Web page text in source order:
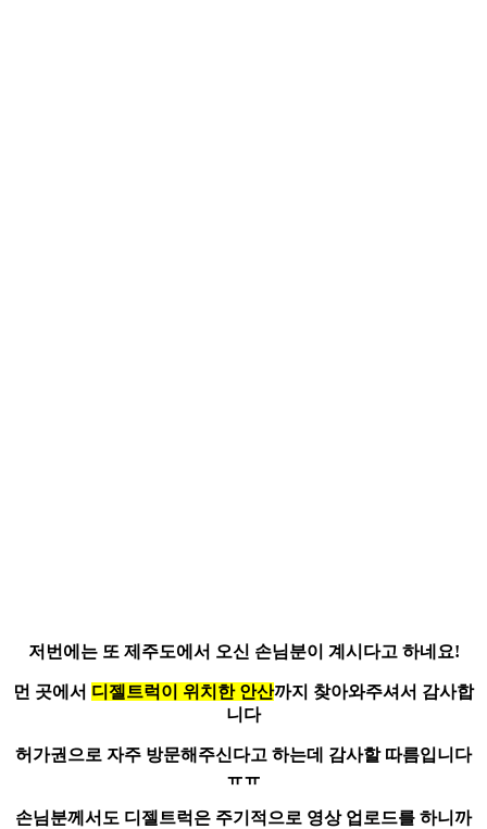
저번에는 또 제주도에서 오신 손님분이 계시다고 하네요!
먼 곳에서 디젤트럭이 위치한 안산까지 찾아와주셔서 감사합
니다
허가권으로 자주 방문해주신다고 하는데 감사할 따름입니다
ㅠㅠ
손님분께서도 디젤트럭은 주기적으로 영상 업로드를 하니까